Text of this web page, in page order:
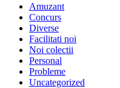
Amuzant
Concurs
Diverse
Facilitati noi
Noi colectii
Personal
Probleme
Uncategorized